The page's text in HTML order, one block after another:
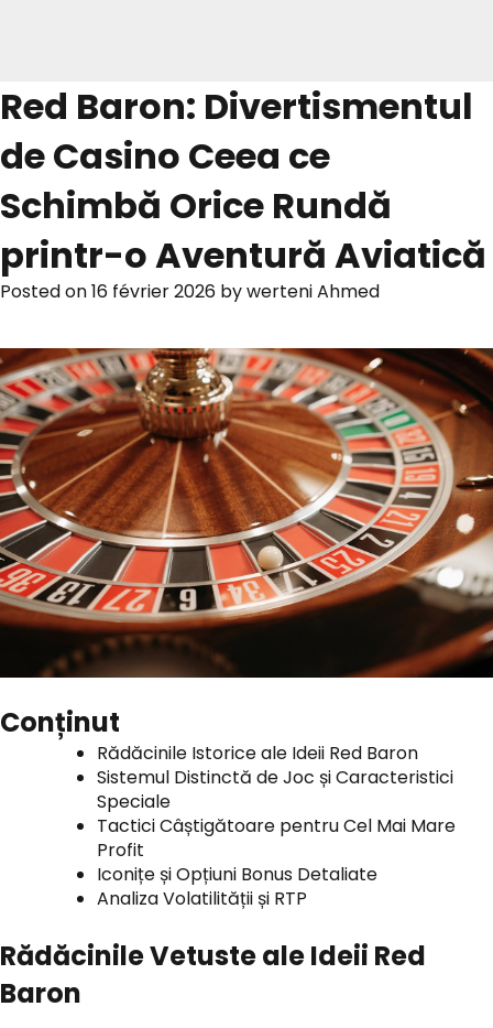
Red Baron: Divertismentul
de Casino Ceea ce
Schimbă Orice Rundă
printr-o Aventură Aviatică
Posted on16 février 2026 bywerteni Ahmed
Conținut
Rădăcinile Istorice ale Ideii Red Baron
Sistemul Distinctă de Joc și Caracteristici
Speciale
Tactici Câștigătoare pentru Cel Mai Mare
Profit
Iconițe și Opțiuni Bonus Detaliate
Analiza Volatilității și RTP
Rădăcinile Vetuste ale Ideii Red
Baron